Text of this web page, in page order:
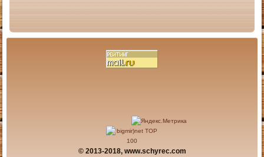
© 2013-2018, www.schyrec.com